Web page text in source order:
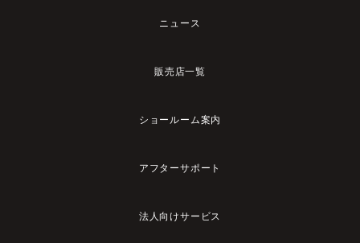
ニュース
販売店一覧
ショールーム案内
アフターサポート
法人向けサービス